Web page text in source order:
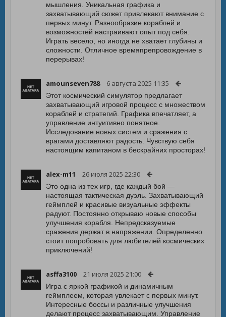
мышления. Уникальная графика и
захватывающий сюжет привлекают внимание с
первых минут. Разнообразие кораблей и
возможностей настраивают опыт под себя.
Играть весело, но иногда не хватает глубины и
сложности. Отличное времяпрепровождение в
перерывах!
amounseven788 6 августа 2025 11:35
Этот космический симулятор предлагает
захватывающий игровой процесс с множеством
кораблей и стратегий. Графика впечатляет, а
управление интуитивно понятное.
Исследование новых систем и сражения с
врагами доставляют радость. Чувствую себя
настоящим капитаном в бескрайних просторах!
alex-m11 26 июля 2025 22:30
Это одна из тех игр, где каждый бой —
настоящая тактическая дуэль. Захватывающий
геймплей и красивые визуальные эффекты
радуют. Постоянно открываю новые способы
улучшения корабля. Непредсказуемые
сражения держат в напряжении. Определенно
стоит попробовать для любителей космических
приключений!
asffa3100 21 июля 2025 21:00
Игра с яркой графикой и динамичным
геймплеем, которая увлекает с первых минут.
Интересные боссы и различные улучшения
делают процесс захватывающим. Управление